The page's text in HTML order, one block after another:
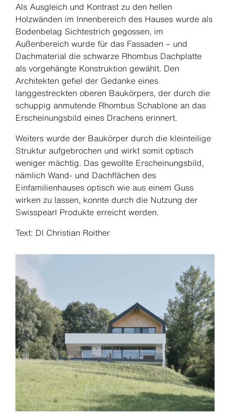
Als Ausgleich und Kontrast zu den hellen
Holzwänden im Innenbereich des Hauses wurde als
Bodenbelag Sichtestrich gegossen, im
Außenbereich wurde für das Fassaden – und
Dachmaterial die schwarze Rhombus Dachplatte
als vorgehängte Konstruktion gewählt. Den
Architekten gefiel der Gedanke eines
langgestreckten oberen Baukörpers, der durch die
schuppig anmutende Rhombus Schablone an das
Erscheinungsbild eines Drachens erinnert.
Weiters wurde der Baukörper durch die kleinteilige
Struktur aufgebrochen und wirkt somit optisch
weniger mächtig. Das gewollte Erscheinungsbild,
nämlich Wand- und Dachflächen des
Einfamilienhauses optisch wie aus einem Guss
wirken zu lassen, konnte durch die Nutzung der
Swisspearl Produkte erreicht werden.
Text: DI Christian Roither